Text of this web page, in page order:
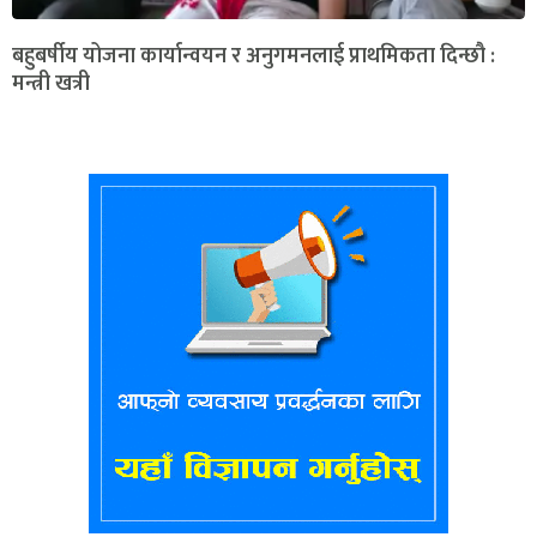
बहुबर्षीय योजना कार्यान्वयन र अनुगमनलाई प्राथमिकता दिन्छौ :
मन्त्री खत्री